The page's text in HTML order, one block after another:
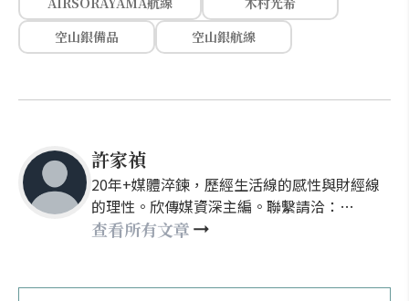
空山銀備品
空山銀航線
許家禎
20年+媒體淬鍊，歷經生活線的感性與財經線
的理性。欣傳媒資深主編。聯繫請洽：
nellyhsu@xinmedia.com
查看所有文章